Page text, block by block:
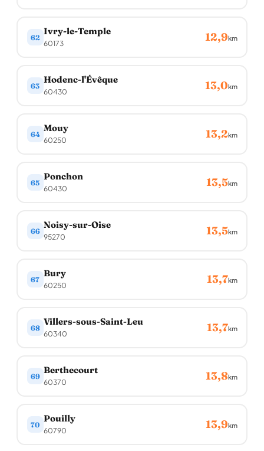
62
Ivry-le-Temple
60173 12,9km
63
Hodenc-l'Évêque
60430 13,0km
64
Mouy
60250 13,2km
65
Ponchon
60430 13,5km
66
Noisy-sur-Oise
95270 13,5km
67
Bury
60250 13,7km
68
Villers-sous-Saint-Leu
60340 13,7km
69
Berthecourt
60370 13,8km
70
Pouilly
60790 13,9km